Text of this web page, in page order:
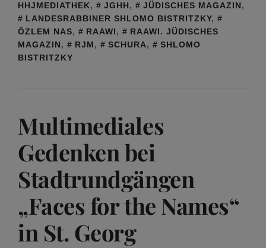
HHJMEDIATHEK, JGHH, JÜDISCHES MAGAZIN,
LANDESRABBINER SHLOMO BISTRITZKY,
ÖZLEM NAS, RAAWI,
RAAWI. JÜDISCHES
MAGAZIN, RJM, SCHURA,
SHLOMO
BISTRITZKY
Multimediales
Gedenken bei
Stadtrundgängen
„Faces for the Names“
in St. Georg